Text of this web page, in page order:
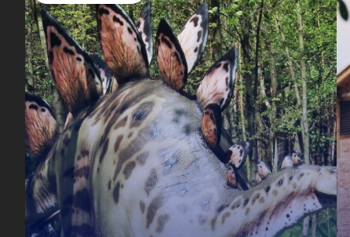
Znajdź atrakcję
Nazwa atrakcji